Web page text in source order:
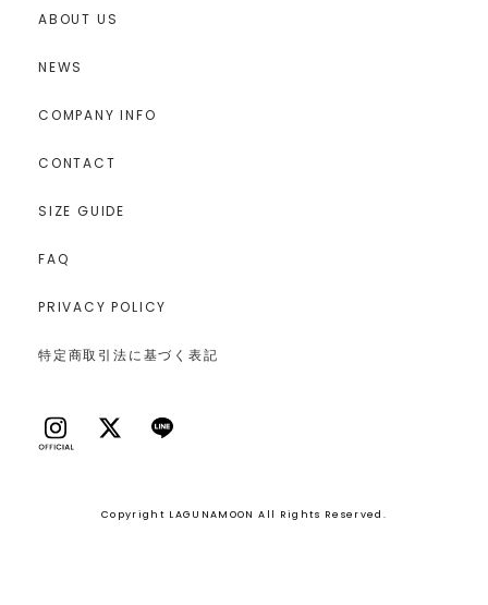
ABOUT US
NEWS
COMPANY INFO
CONTACT
SIZE GUIDE
FAQ
PRIVACY POLICY
特定商取引法に基づく表記
Copyright LAGUNAMOON All Rights Reserved.